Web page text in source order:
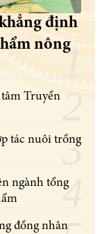
định
nông
Truyền
tác nuôi trồng
ngành tổng
đồng nhân